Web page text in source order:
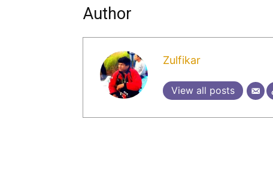
Author
Zulfikar
View all posts